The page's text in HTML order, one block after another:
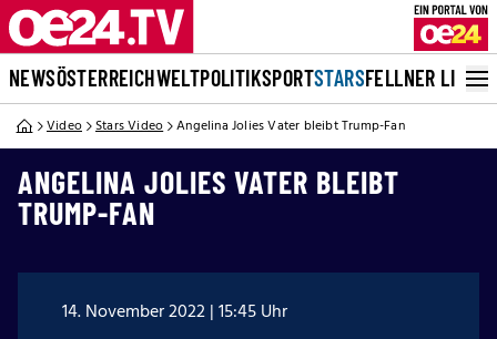
NEWSÖSTERREICHWELTPOLITIKSPORTSTARSFELLNER LIVE
Video Stars Video Angelina Jolies Vater bleibt Trump-Fan
ANGELINA JOLIES VATER BLEIBT
TRUMP-FAN
14. November 2022 | 15:45 Uhr